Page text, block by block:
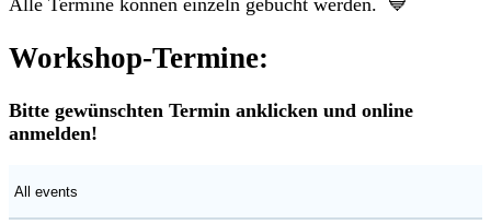
Alle Termine können einzeln gebucht werden. 💙
Workshop-Termine:
Bitte gewünschten Termin anklicken und online
anmelden!